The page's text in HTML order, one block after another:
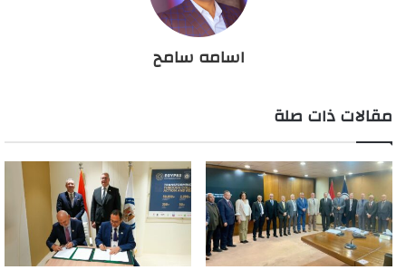
اسامه سامح
مقالات ذات صلة